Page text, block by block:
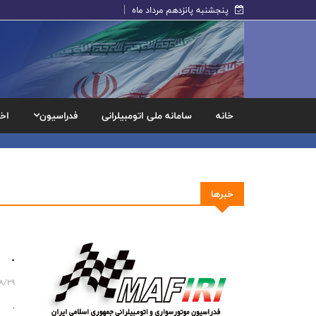
پنجشنبه پانزدهم مرداد ماه
خانه سامانه ملی اتومبیلرانی فدراسیون
خبرها
.
29
.